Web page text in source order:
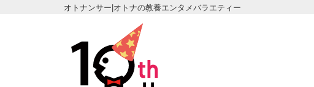
オトナンサー|オトナの教養エンタメバラエティー